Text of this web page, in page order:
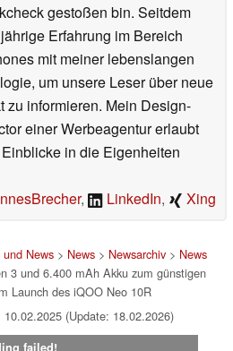
gestoßen bin. Seitdem
Erfahrung im Bereich
mit meiner lebenslangen
um unsere Leser über neue
zu informieren. Mein Design-
einer Werbeagentur erlaubt
in die Eigenheiten
, LinkedIn, Xing
News> News> Newsarchiv> News
3 und 6.400 mAh Akku zum günstigen
Launch des iQOO Neo 10R
(Update: 18.02.2026)
failed!